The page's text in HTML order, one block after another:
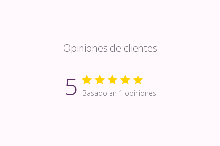
Opiniones de clientes
5 Basado en 1 opiniones